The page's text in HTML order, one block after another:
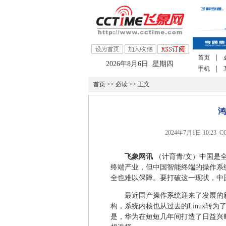
2026年8月6日 星期四
首页
手机
首页>> 必读>> 正文
2024年7月1日 10:23
飞象网讯（计育青/文）中国是
终端产业，但中国智能终端的操作
全也难以保障。要打破这一现状，
最近国产操作系统迎来了发展
构，系统内核也从过去的Linux转为
是，华为在短短几年间打造了日益